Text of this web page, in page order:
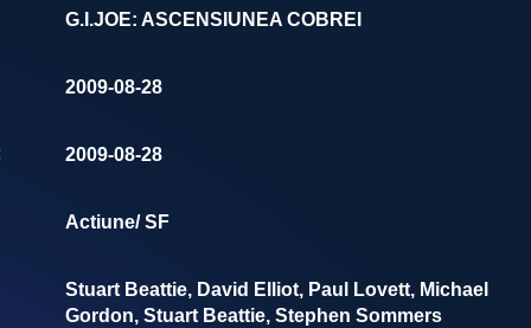
G.I.JOE: ASCENSIUNEA COBREI
2009-08-28
2009-08-28
Actiune/ SF
Stuart Beattie, David Elliot, Paul Lovett, Michael
Gordon, Stuart Beattie, Stephen Sommers